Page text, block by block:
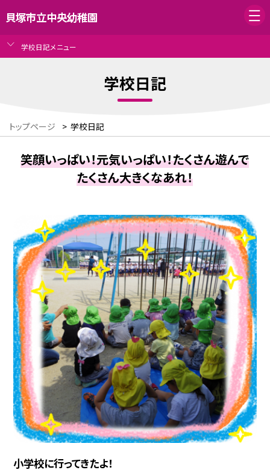
貝塚市立中央幼稚園
学校日記メニュー
学校日記
トップページ > 学校日記
笑顔いっぱい！元気いっぱい！たくさん遊んで
たくさん大きくなあれ！
小学校に行ってきたよ！